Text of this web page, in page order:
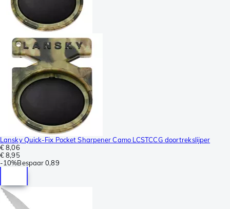
Lansky Quick-Fix Pocket Sharpener Camo LCSTCCG doortrekslijper
€ 8,06
€ 8,95
-10%Bespaar 0,89